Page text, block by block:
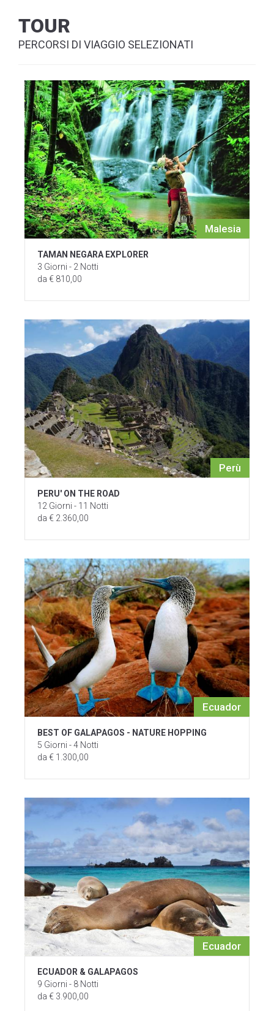
TOUR
PERCORSI DI VIAGGIO SELEZIONATI
Malesia
TAMAN NEGARA EXPLORER
3 Giorni - 2 Notti
da € 810,00
Perù
PERU' ON THE ROAD
12 Giorni - 11 Notti
da € 2.360,00
Ecuador
BEST OF GALAPAGOS - NATURE HOPPING
5 Giorni - 4 Notti
da € 1.300,00
Ecuador
ECUADOR & GALAPAGOS
9 Giorni - 8 Notti
da € 3.900,00